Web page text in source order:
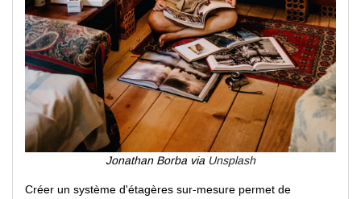
Jonathan Borba via Unsplash
Créer un système d'étagères sur-mesure permet de